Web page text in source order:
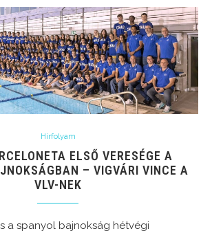
Hírfolyam
ELSŐ VERESÉGE A
– VIGVÁRI VINCE A
VLV-NEK
a spanyol bajnokság hétvégi